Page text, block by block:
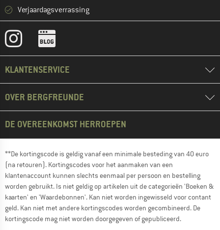
Verjaardagsverrassing
KLANTENSERVICE
OVER BERGFREUNDE
DE OVEREENKOMST HERROEPEN
**De kortingscode is geldig vanaf een minimale besteding van 40 euro
(na retouren). Kortingscodes voor het aanmaken van een
klantenaccount kunnen slechts eenmaal per persoon en bestelling
worden gebruikt. Is niet geldig op artikelen uit de categorieën 'Boeken &
kaarten' en 'Waardebonnen'. Kan niet worden ingewisseld voor contant
geld. Kan niet met andere kortingscodes worden gecombineerd. De
kortingscode mag niet worden doorgegeven of gepubliceerd.